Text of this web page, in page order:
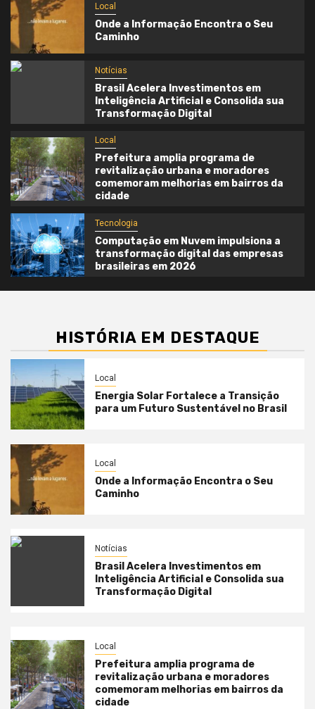
Local
Onde a Informação Encontra o Seu
Caminho
Notícias
Brasil Acelera Investimentos em
Inteligência Artificial e Consolida sua
Transformação Digital
Local
Prefeitura amplia programa de
revitalização urbana e moradores
comemoram melhorias em bairros da
cidade
Tecnologia
Computação em Nuvem impulsiona a
transformação digital das empresas
brasileiras em 2026
HISTÓRIA EM DESTAQUE
Local
Energia Solar Fortalece a Transição
para um Futuro Sustentável no Brasil
Local
Onde a Informação Encontra o Seu
Caminho
Notícias
Brasil Acelera Investimentos em
Inteligência Artificial e Consolida sua
Transformação Digital
Local
Prefeitura amplia programa de
revitalização urbana e moradores
comemoram melhorias em bairros da
cidade